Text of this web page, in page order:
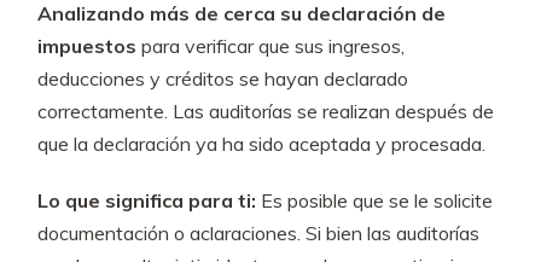
Analizando más de cerca su declaración de
impuestos para verificar que sus ingresos,
deducciones y créditos se hayan declarado
correctamente. Las auditorías se realizan después de
que la declaración ya ha sido aceptada y procesada.
Lo que significa para ti: Es posible que se le solicite
documentación o aclaraciones. Si bien las auditorías